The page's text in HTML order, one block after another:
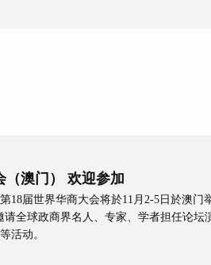
（澳门） 欢迎参加
18届世界华商大会将於11月2-5日於澳门
请全球政商界名人、专家、学者担任论坛
活动。